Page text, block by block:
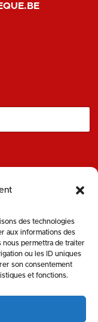
des technologies
aux informations des
nous permettra de traiter
ou les ID uniques
son consentement
et fonctions.